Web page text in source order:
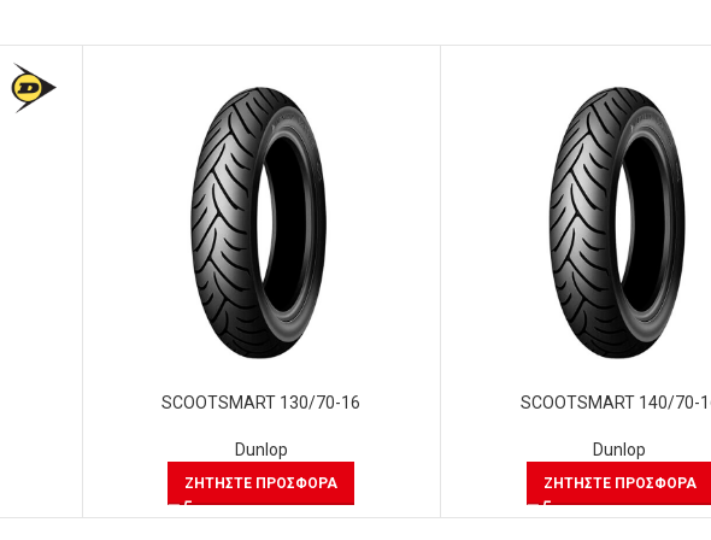
SCOOTSMART 130/70-16
Dunlop
ΖΗΤΉΣΤΕ ΠΡΟΣΦΟΡΆ
SCOOTSMART 140/70-
Dunlop
ΖΗΤΉΣΤΕ ΠΡΟΣΦΟΡΆ